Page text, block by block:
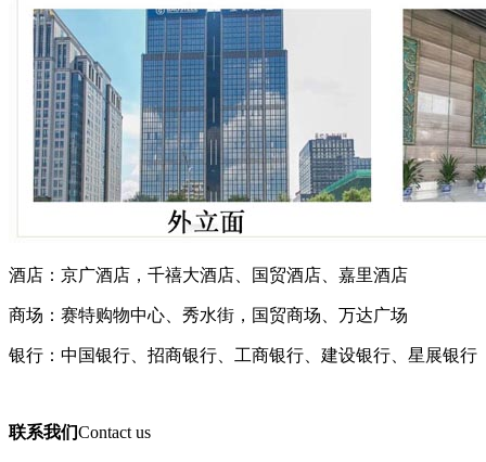
酒店：京广酒店，千禧大酒店、国贸酒店、嘉里酒店
商场：赛特购物中心、秀水街，国贸商场、万达广场
银行：中国银行、招商银行、工商银行、建设银行、星展银行
联系我们Contact us